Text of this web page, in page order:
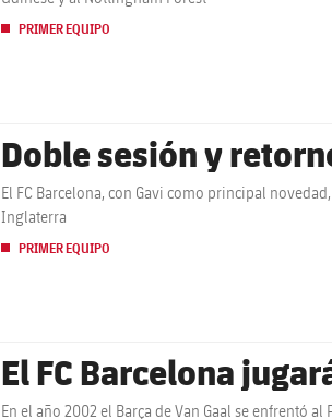
PRIMER EQUIPO
Doble sesión y
El FC Barcelona, con Gavi como principal
Inglaterra
PRIMER EQUIPO
El FC Barcelona
En el año 2002 el Barça de Van Gaal se enfrentó